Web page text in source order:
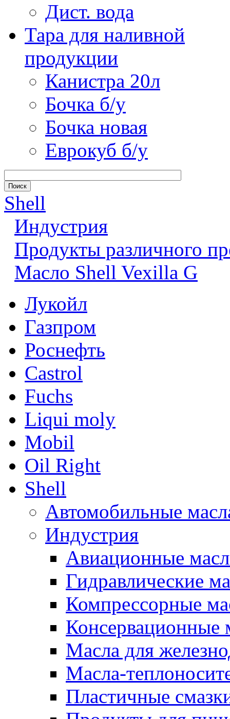
Дист. вода
Тара для наливной
продукции
Канистра 20л
Бочка б/у
Бочка новая
Еврокуб б/у
Shell
Индустрия
Продукты различного
Масло Shell Vexilla G
Лукойл
Газпром
Роснефть
Castrol
Fuchs
Liqui moly
Mobil
Oil Right
Shell
Автомобильные
Индустрия
Авиационные
Гидравлические
Компрессорные
Консервационные
Масла для
Масла-
Пластичные